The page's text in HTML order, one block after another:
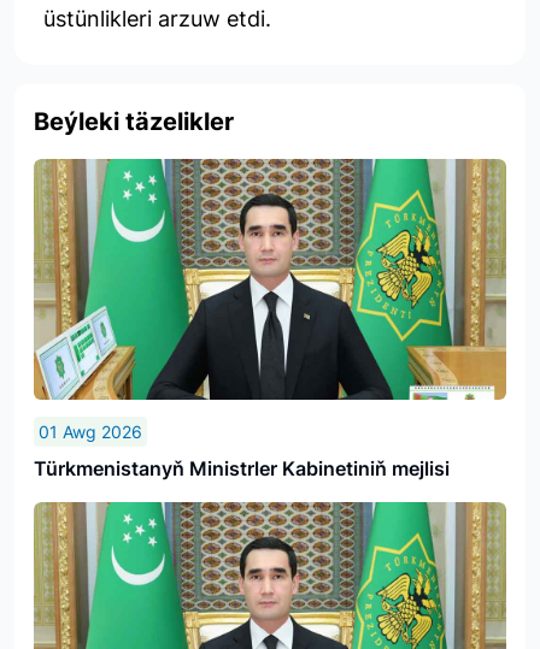
üstünlikleri arzuw etdi.
Beýleki täzelikler
01 Awg 2026
Türkmenistanyň Ministrler Kabinetiniň mejlisi